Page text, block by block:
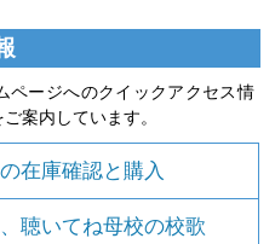
ページへのクイックアクセス情
案内しています。
在庫確認と購入
聴いてね母校の校歌